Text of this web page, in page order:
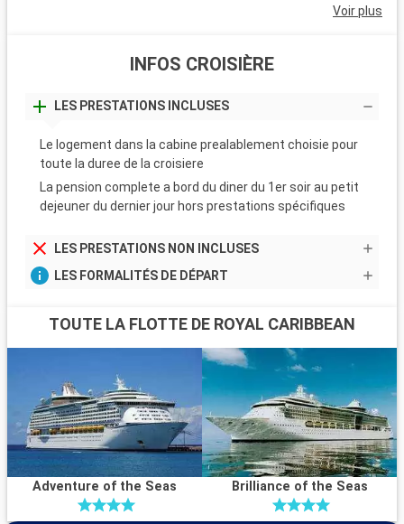
Voir plus
INFOS CROISIÈRE
LES PRESTATIONS INCLUSES
Le logement dans la cabine prealablement choisie pour
toute la duree de la croisiere
La pension complete a bord du diner du 1er soir au petit
dejeuner du dernier jour hors prestations spécifiques
LES PRESTATIONS NON INCLUSES
LES FORMALITÉS DE DÉPART
TOUTE LA FLOTTE DE ROYAL CARIBBEAN
Adventure of the Seas Brilliance of the Seas